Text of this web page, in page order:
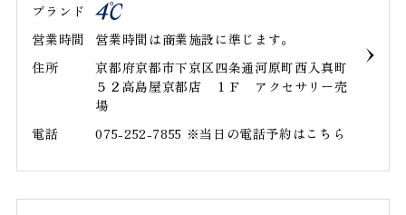
ブランド
営業時間
営業時間は商業施設に準じます｡
住所
京都府京都市下京区四条通河原町西入真町
５２高島屋京都店 １Ｆ アクセサリー売
場
電話
075-252-7855 ※当日の電話予約はこちら